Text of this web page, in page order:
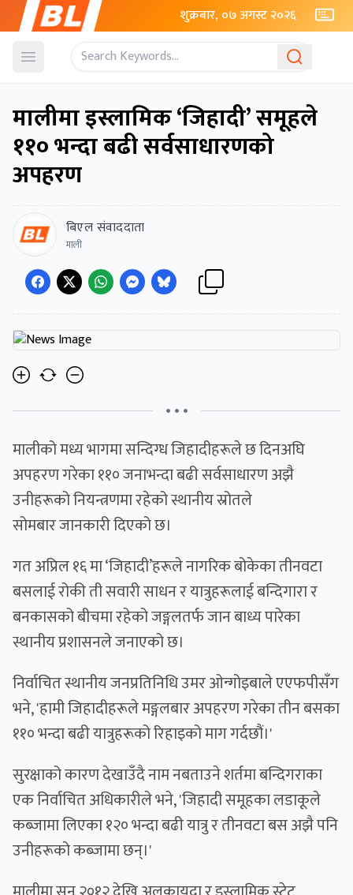
शुक्रबार, ०७ अगस्ट २०२६
Open menu
मालीमा इस्लामिक ‘जिहादी’ समूहले
११० भन्दा बढी सर्वसाधारणको
अपहरण
बिएल संवाददाता
माली
• • •
मालीको मध्य भागमा सन्दिग्ध जिहादीहरूले छ दिनअघि
अपहरण गरेका ११० जनाभन्दा बढी सर्वसाधारण अझै
उनीहरूको नियन्त्रणमा रहेको स्थानीय स्रोतले
सोमबार जानकारी दिएको छ।
गत अप्रिल १६ मा ‘जिहादी’हरूले नागरिक बोकेका तीनवटा
बसलाई रोकी ती सवारी साधन र यात्रुहरूलाई बन्दिगारा र
बनकासको बीचमा रहेको जङ्गलतर्फ जान बाध्य पारेका
स्थानीय प्रशासनले जनाएको छ।
निर्वाचित स्थानीय जनप्रतिनिधि उमर ओन्गोइबाले एएफपीसँग
भने, 'हामी जिहादीहरूले मङ्गलबार अपहरण गरेका तीन बसका
११० भन्दा बढी यात्रुहरूको रिहाइको माग गर्दछौं।'
सुरक्षाको कारण देखाउँदै नाम नबताउने शर्तमा बन्दिगराका
एक निर्वाचित अधिकारीले भने, 'जिहादी समूहका लडाकूले
कब्जामा लिएका १२० भन्दा बढी यात्रु र तीनवटा बस अझै पनि
उनीहरूको कब्जामा छन्।'